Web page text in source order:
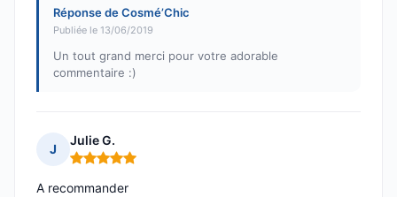
Réponse de Cosmé’Chic
Publiée le 13/06/2019
Un tout grand merci pour votre adorable
commentaire :)
J
Julie G.
Note : 5 sur 5
A recommander